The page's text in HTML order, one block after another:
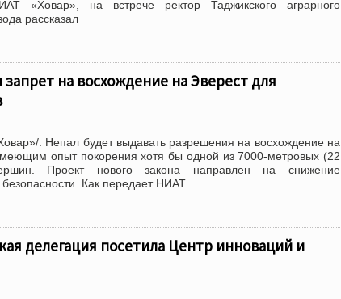
«Ховар», на встрече ректор Таджикского аграрного
рассказал
на восхождение на Эверест для
. Непал будет выдавать разрешения на восхождение на
опыт покорения хотя бы одной из 7000-метровых (22
Проект нового закона направлен на снижение
Как передает НИАТ
делегация посетила Центр инноваций и